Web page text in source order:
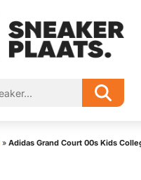
» Adidas Grand Court 00s Kids